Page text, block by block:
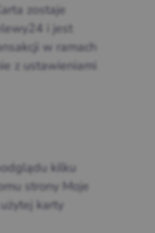
zostaje
i jest
w ramach
z ustawieniami
kilku
strony Moje
karty